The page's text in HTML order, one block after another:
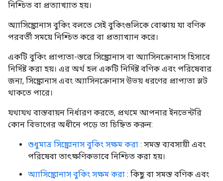
নিশ্চিত বা প্রত্যাখ্যাত হয়।
অ্যাসিঙ্ক্রোনাস বুকিং বলতে সেই বুকিংগুলিকে বোঝায় যা বণিক
পরবর্তী সময়ে নিশ্চিত করে বা প্রত্যাখ্যান করে।
একটি বুকিং প্রাপ্যতা-স্তরে সিঙ্ক্রোনাস বা অ্যাসিনক্রোনাস হিসাবে
নির্দিষ্ট করা হয়। এর অর্থ হল একটি নির্দিষ্ট বণিক এবং পরিষেবার
জন্য, সিঙ্ক্রোনাস এবং অ্যাসিনক্রোনাস উভয় ধরণের প্রাপ্যতা স্লট
থাকতে পারে।
যথাযথ বাস্তবায়ন নির্ধারণ করতে, প্রথমে আপনার ইনভেন্টরি
কোন বিভাগের অধীনে পড়ে তা চিহ্নিত করুন:
শুধুমাত্র সিঙ্ক্রোনাস বুকিং সক্ষম করা : সমস্ত ব্যবসায়ী এবং
পরিষেবা তাৎক্ষণিকভাবে নিশ্চিত করা হয়।
অ্যাসিঙ্ক্রোনাস বুকিং সক্ষম করা : কিছু বা সমস্ত বণিক এবং